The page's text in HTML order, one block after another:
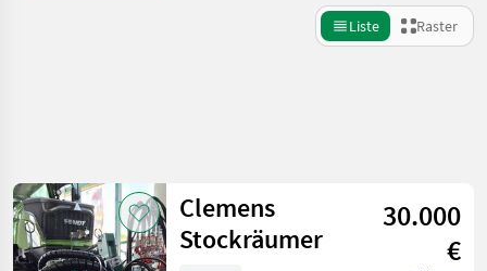
Liste Raster
Kategorie 3 Land Filter
Clemens
Stockräumer
30.000
€